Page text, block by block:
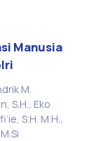
Manusia
M.
S.H., Eko
S.H. M.H.,